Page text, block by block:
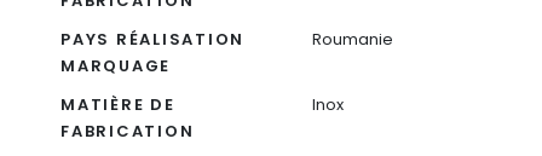
PAYS RÉALISATION
MARQUAGE
Roumanie
MATIÈRE DE
FABRICATION
Inox